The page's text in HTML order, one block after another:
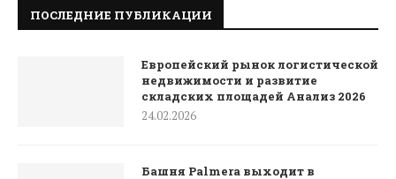
ПОСЛЕДНИЕ ПУБЛИКАЦИИ
Европейский рынок логистической
недвижимости и развитие
складских площадей Анализ 2026
24.02.2026
Башня Palmera выходит в